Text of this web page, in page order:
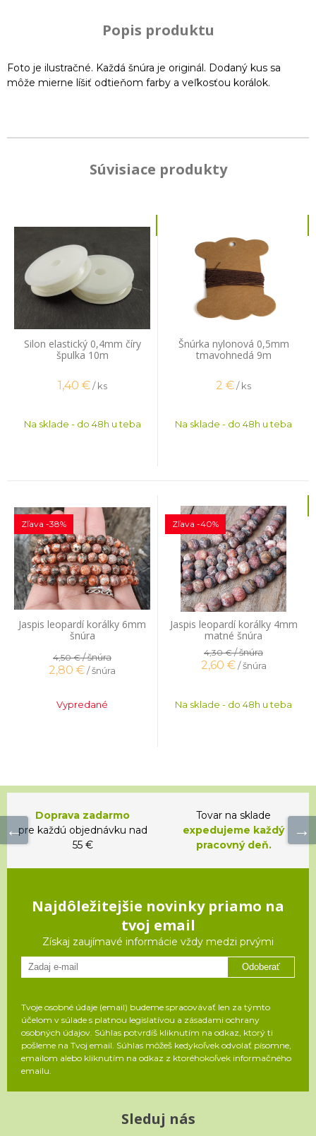
Popis produktu
Foto je ilustračné. Každá šnúra je originál. Dodaný kus sa
môže mierne líšiť odtieňom farby a veľkosťou korálok.
Súvisiace produkty
Silon elastický 0,4mm číry
špulka 10m
1,40 € / ks
Na sklade - do 48h u teba
Šnúrka nylonová 0,5mm
tmavohnedá 9m
2 €/ ks
Na sklade - do 48h u teba
Jaspis leopardí korálky 6mm
šnúra
Zľava -38%
4,50 €/ šnúra
2,80 €/ šnúra
Vypredané
Jaspis leopardí korálky 4mm
matné šnúra
Zľava -40%
4,30 €/ šnúra
2,60 € / šnúra
Na sklade - do 48h u teba
Doprava zadarmo
pre každú objednávku nad
55 €
Tovar na sklade
expedujeme každý
pracovný deň.
Najdôležitejšie novinky priamo na
tvoj email
Získaj zaujímavé informácie vždy medzi prvými
Odoberať
Tvoje osobné údaje (email) budeme spracovávať len za týmto
účelom v súlade s platnou legislatívou a zásadami ochrany
osobných údajov. Súhlas potvrdíš kliknutím na odkaz, ktorý ti
pošleme na Tvoj email. Súhlas môžeš kedykoľvek odvolať písomne,
emailom alebo kliknutím na odkaz z ktoréhokoľvek informačného
emailu.
Sleduj nás